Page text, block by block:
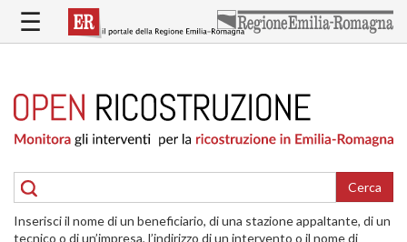
contenuto
RICOSTRUZIONE
PUBBLICA
DELLE
ABITAZIONI
RICOSTRUZIONE
☰
Cerca
Inserisci il nome di un beneficiario, di una stazione appaltante, di un
tecnico o di un’impresa, l’indirizzo di un intervento o il nome di